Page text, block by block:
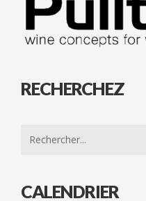
RECHERCHEZ
CALENDRIER